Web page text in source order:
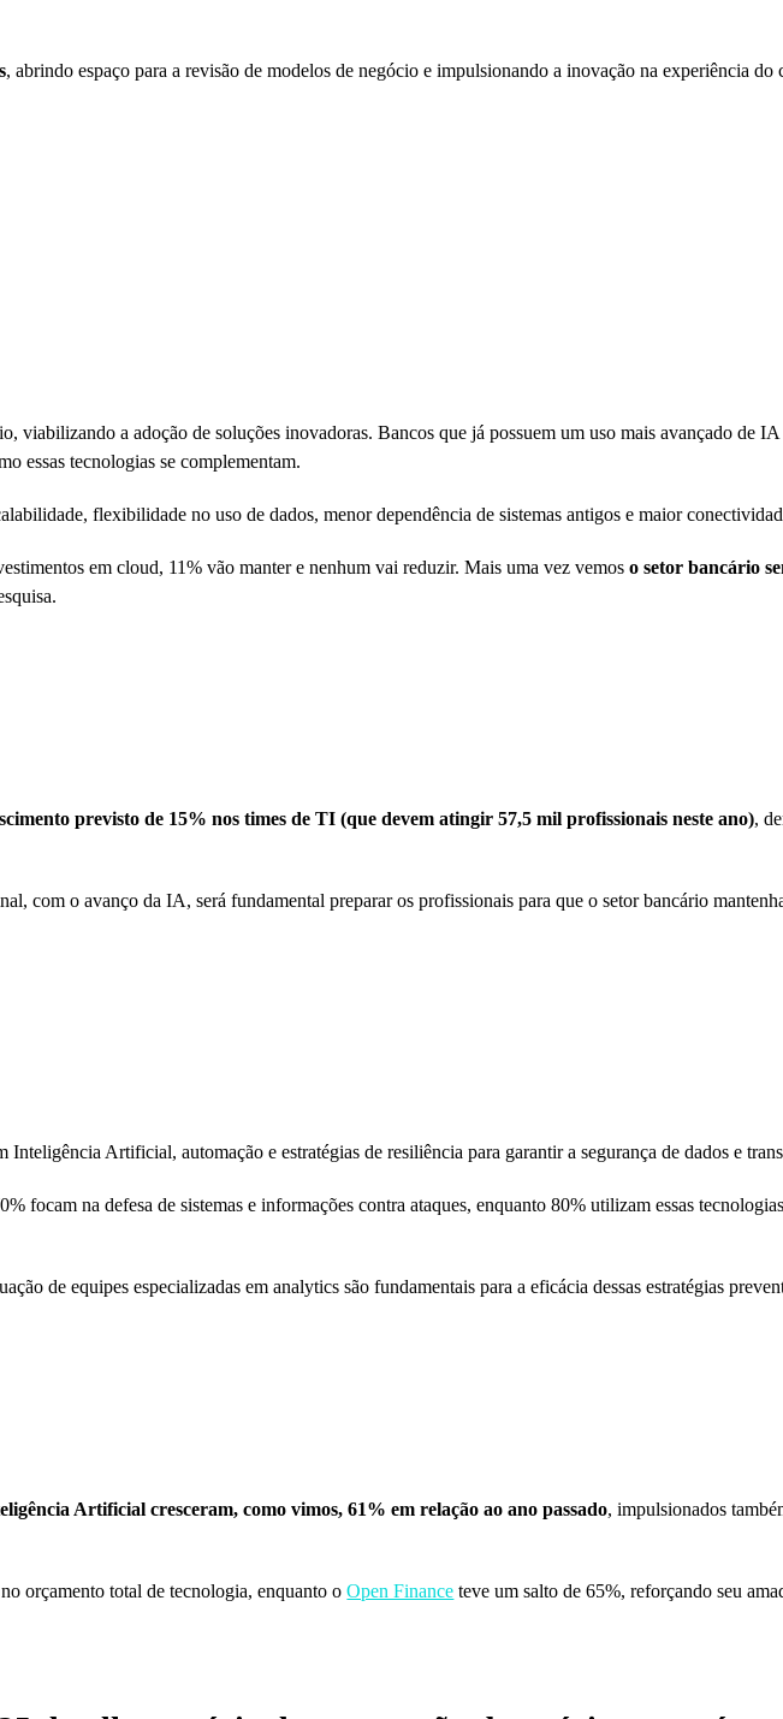
, abrindo espaço para a revisão de modelos de negócio e impulsionando a inovação na experiência
viabilizando a adoção de soluções inovadoras. Bancos que já possuem um uso mais avançado de IA
essas tecnologias se complementam.
flexibilidade no uso de dados, menor dependência de sistemas antigos e maior
em cloud, 11% vão manter e nenhum vai reduzir. Mais uma vez vemoso setor bancário
previsto de 15% nos times de TI (que devem atingir 57,5 mil profissionais neste ano),
com o avanço da IA, será fundamental preparar os profissionais para que o setor bancário
Artificial, automação e estratégias de resiliência para garantir a segurança de dados e
focam na defesa de sistemas e informações contra ataques, enquanto 80% utilizam essas
de equipes especializadas em analytics são fundamentais para a eficácia dessas estratégias
Artificial cresceram, como vimos, 61% em relação ao ano passado, impulsionados
orçamento total de tecnologia, enquanto oOpen Finance teve um salto de 65%, reforçando seu